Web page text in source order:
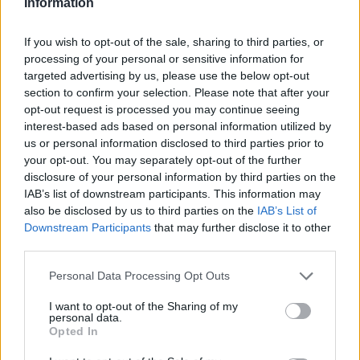
If you wish to opt-out of the sale, sharing to third parties, or
processing of your personal or sensitive information for
targeted advertising by us, please use the below opt-out
section to confirm your selection. Please note that after your
opt-out request is processed you may continue seeing
interest-based ads based on personal information utilized by
us or personal information disclosed to third parties prior to
your opt-out. You may separately opt-out of the further
disclosure of your personal information by third parties on the
IAB’s list of downstream participants. This information may
also be disclosed by us to third parties on the IAB’s List of
Downstream Participants that may further disclose it to other
Personal Data Processing Opt Outs
I want to opt-out of the Sharing of my
personal data.
Opted In
politimand 13 gange til Grønland.
Da han blev pensioneret, troede han, at nu var det
kapitel afsluttet. Men nej, for i 2024 så han et
stillingsopslag, hvor et rejseselskab søgte
medarbejdere til den kommende sommer i
Ilulissat.
Vis mere
Del artikel